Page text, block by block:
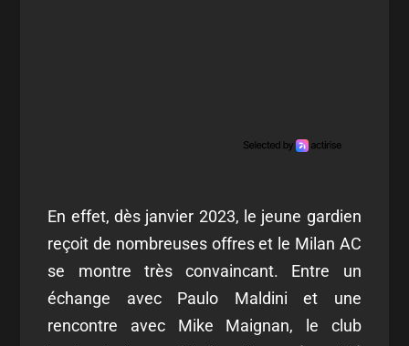
En effet, dès janvier 2023, le jeune gardien
reçoit de nombreuses offres et le Milan AC
se montre très convaincant. Entre un
échange avec Paulo Maldini et une
rencontre avec Mike Maignan, le club